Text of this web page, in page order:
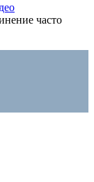
часто